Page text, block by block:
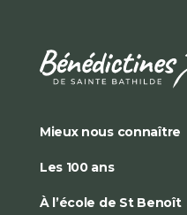
Mieux nous connaître
Les 100 ans
À l’école de St Benoît